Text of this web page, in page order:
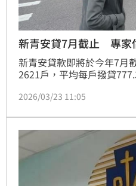
新青安貸7月截止 專家
新青安貸款即將於今年7月
2621戶，平均每戶撥貸
款」年齡限制，台灣房屋張
條件趨嚴，第2季預期將湧
利。(陳韋帆)
2026/03/23 11:05